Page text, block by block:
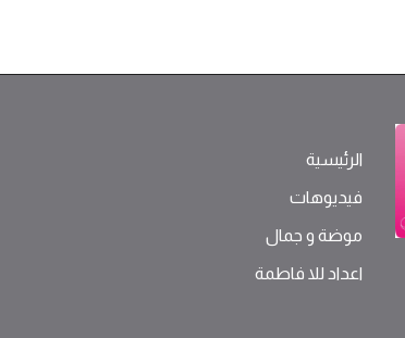
الرئيسية
فيديوهات
موضة ‫و‬ ‫‬‫جمال‬
اعداد للا فاطمة